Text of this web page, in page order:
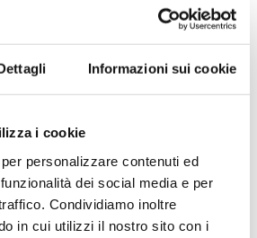
Informazioni sui cookie
i cookie
personalizzare contenuti ed
dei social media e per
Condividiamo inoltre
in cui utilizzi il nostro sito con i
F06.DN40-50
DN 100 x G 2 1/2 RN